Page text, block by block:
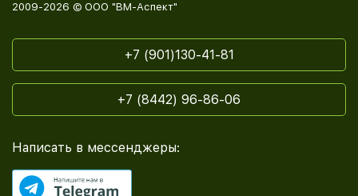
2009-2026 © ООО "ВМ-Аспект"
+7 (901)130-41-81
+7 (8442) 96-86-06
Написать в мессенджеры: